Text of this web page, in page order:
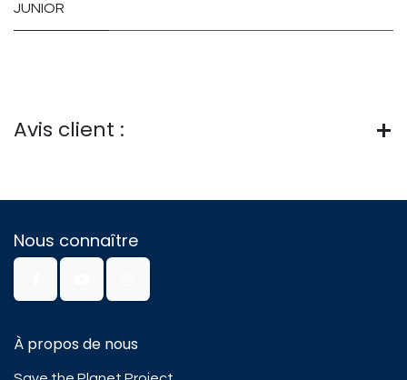
JUNIOR
Avis client :
Nous connaître
À propos de nous